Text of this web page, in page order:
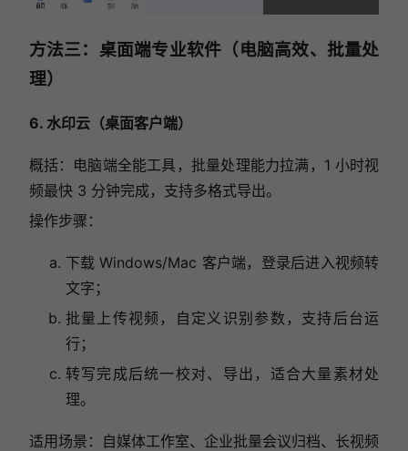
方法三：桌面端专业软件（电脑高效、批量处
理）
6. 水印云（桌面客户端）
概括：电脑端全能工具，批量处理能力拉满，1 小时视
频最快 3 分钟完成，支持多格式导出。
操作步骤：
下载 Windows/Mac 客户端，登录后进入视频转
文字；
批量上传视频，自定义识别参数，支持后台运
行；
转写完成后统一校对、导出，适合大量素材处
理。
适用场景：自媒体工作室、企业批量会议归档、长视频